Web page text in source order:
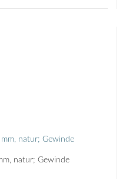
natur; Gewinde